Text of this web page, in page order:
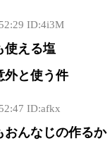
ID:4i3M
使える塩
外と使う件
ID:afkx
おんなじの作るか